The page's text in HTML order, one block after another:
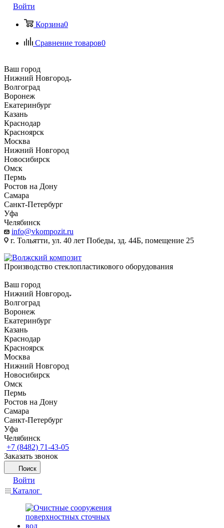
Войти
Корзина0
Сравнение товаров0
Ваш город
Нижний Новгород
Волгоград
Воронеж
Екатеринбург
Казань
Краснодар
Красноярск
Москва
Нижний Новгород
Новосибирск
Омск
Пермь
Ростов на Дону
Самара
Санкт-Петербург
Уфа
Челябинск
info@vkompozit.ru
г. Тольятти, ул. 40 лет Победы, зд. 44Б, помещение 25
Производство стеклопластикового оборудования
Ваш город
Нижний Новгород
Волгоград
Воронеж
Екатеринбург
Казань
Краснодар
Красноярск
Москва
Нижний Новгород
Новосибирск
Омск
Пермь
Ростов на Дону
Самара
Санкт-Петербург
Уфа
Челябинск
+7 (8482) 71-43-05
Заказать звонок
Поиск
Войти
Каталог